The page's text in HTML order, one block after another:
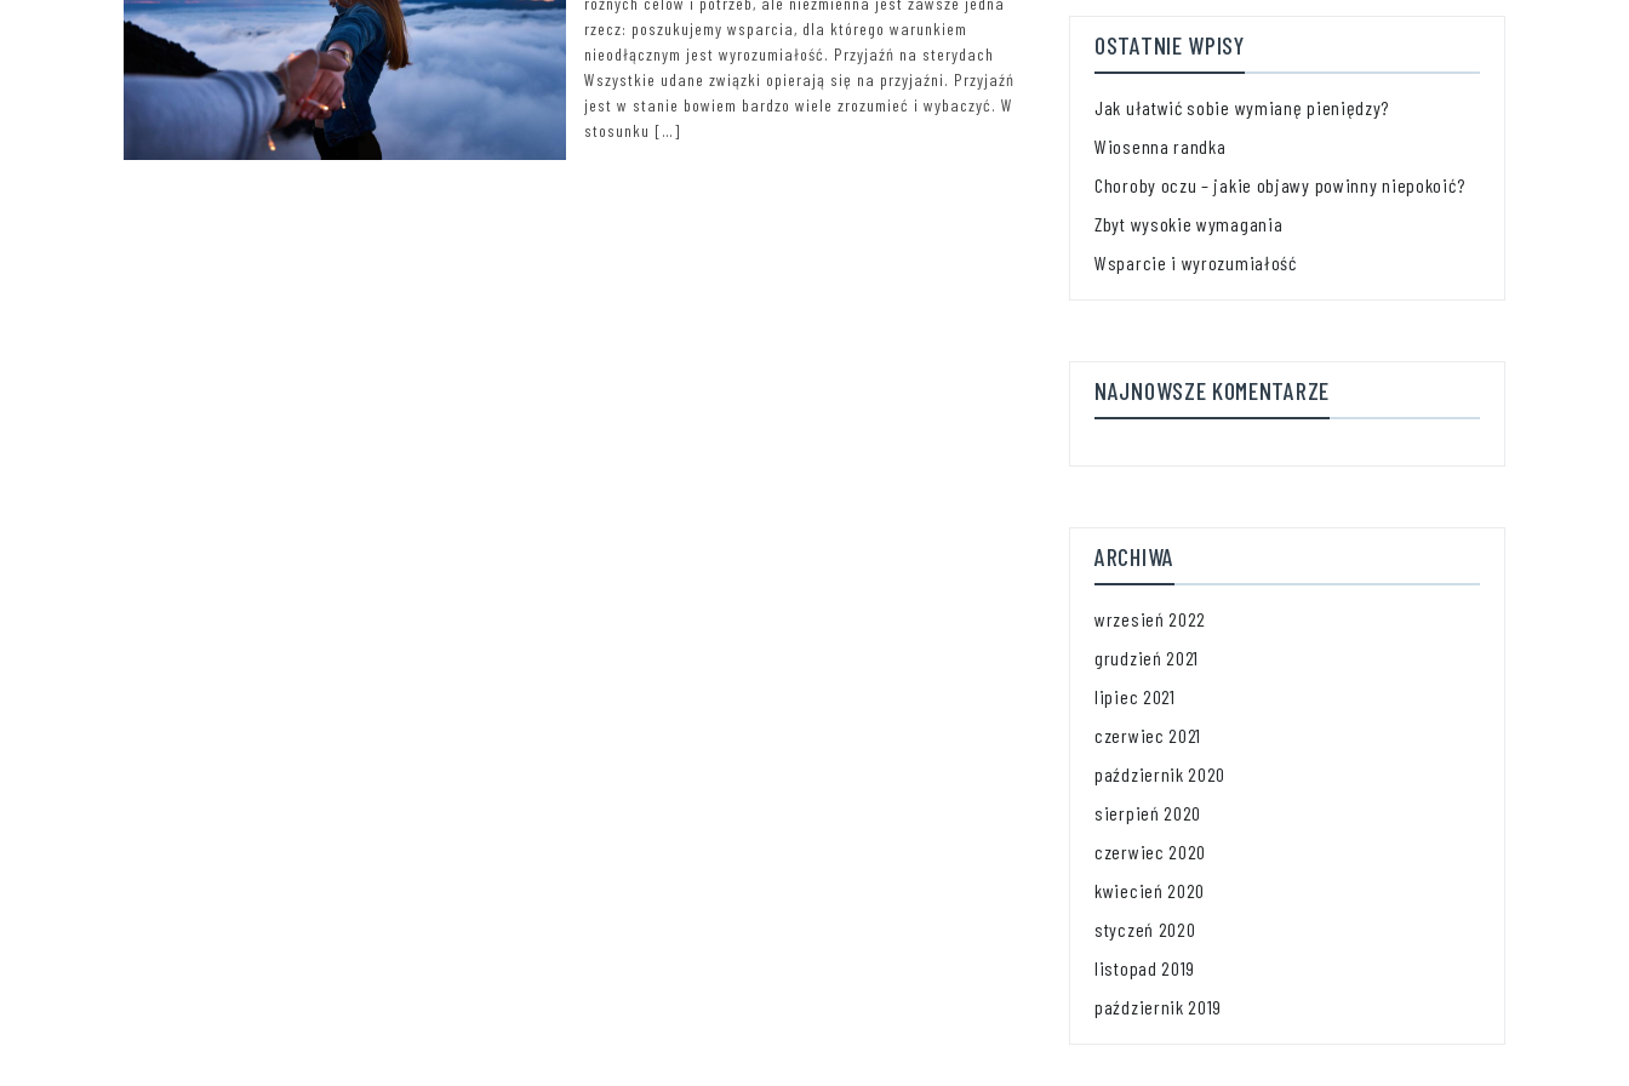
rzecz: poszukujemy wsparcia, dla którego warunkiem
nieodłącznym jest wyrozumiałość. Przyjaźń na sterydach
Wszystkie udane związki opierają się na przyjaźni. Przyjaźń
jest w stanie bowiem bardzo wiele zrozumieć i wybaczyć. W
stosunku […]
OSTATNIE WPISY
Jak ułatwić sobie wymianę pieniędzy?
Wiosenna randka
Choroby oczu – jakie objawy powinny niepokoić?
Zbyt wysokie wymagania
Wsparcie i wyrozumiałość
NAJNOWSZE KOMENTARZE
ARCHIWA
wrzesień 2022
grudzień 2021
lipiec 2021
czerwiec 2021
październik 2020
sierpień 2020
czerwiec 2020
kwiecień 2020
styczeń 2020
listopad 2019
październik 2019